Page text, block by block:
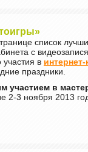
список
с
в
праздники.
участием в
2-3 ноября 2013